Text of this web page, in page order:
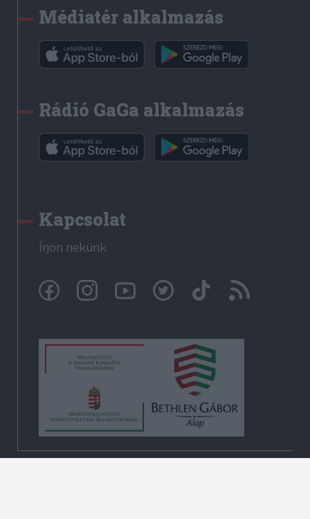
Médiatér alkalmazás
Rádió GaGa alkalmazás
Kapcsolat
Írjon nekünk